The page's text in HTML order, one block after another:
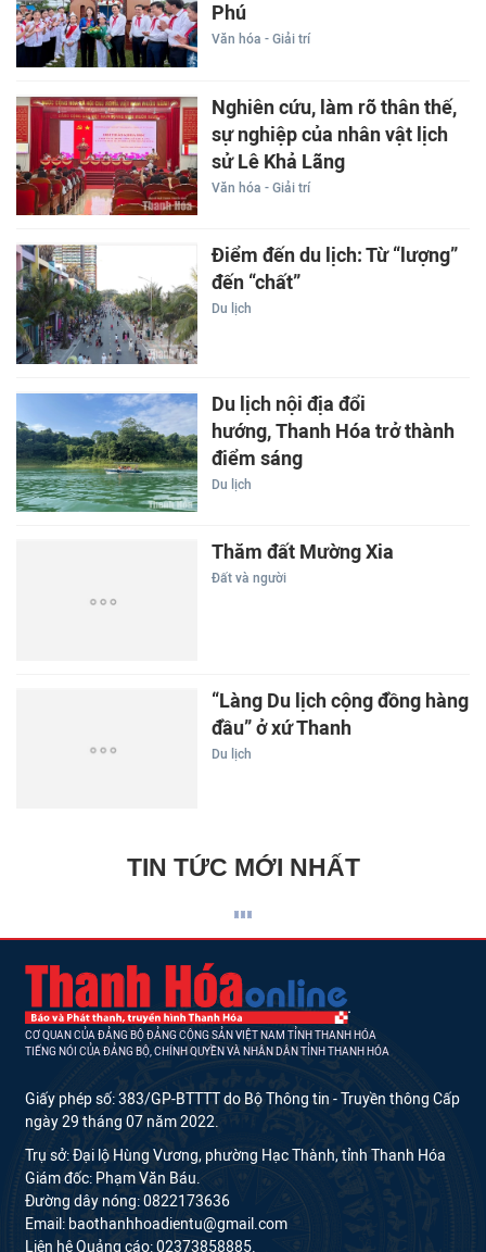
Phú
Văn hóa - Giải trí
Nghiên cứu, làm rõ thân thế,
sự nghiệp của nhân vật lịch
sử Lê Khả Lãng
Văn hóa - Giải trí
Điểm đến du lịch: Từ “lượng”
đến “chất”
Du lịch
Du lịch nội địa đổi
hướng, Thanh Hóa trở thành
điểm sáng
Du lịch
Thăm đất Mường Xia
Đất và người
“Làng Du lịch cộng đồng hàng
đầu” ở xứ Thanh
Du lịch
TIN TỨC MỚI NHẤT
CƠ QUAN CỦA ĐẢNG BỘ ĐẢNG CỘNG SẢN VIỆT NAM TỈNH THANH HÓA
TIẾNG NÓI CỦA ĐẢNG BỘ, CHÍNH QUYỀN VÀ NHÂN DÂN TỈNH THANH HÓA
Giấy phép số: 383/GP-BTTTT do Bộ Thông tin - Truyền thông Cấp
ngày 29 tháng 07 năm 2022.
Trụ sở: Đại lộ Hùng Vương, phường Hạc Thành, tỉnh Thanh Hóa
Giám đốc: Phạm Văn Báu.
Đường dây nóng: 0822173636
Email: baothanhhoadientu@gmail.com
Liên hệ Quảng cáo: 02373858885.